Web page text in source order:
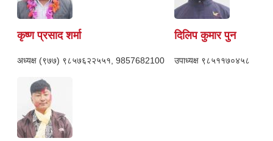
कृष्ण प्रसाद शर्मा
अध्यक्ष (९७७) ९८५७६२२५५१, 9857682100
दिलिप कुमार पुन
उपाध्यक्ष ९८५११७०४५८